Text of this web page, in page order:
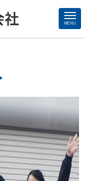
MENU